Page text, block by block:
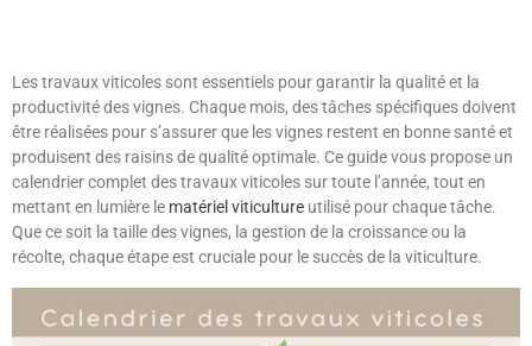
Les travaux viticoles sont essentiels pour garantir la qualité et la
productivité des vignes. Chaque mois, des tâches spécifiques doivent
être réalisées pour s’assurer que les vignes restent en bonne santé et
produisent des raisins de qualité optimale. Ce guide vous propose un
calendrier complet des travaux viticoles sur toute l’année, tout en
mettant en lumière le matériel viticulture utilisé pour chaque tâche.
Que ce soit la taille des vignes, la gestion de la croissance ou la
récolte, chaque étape est cruciale pour le succès de la viticulture.